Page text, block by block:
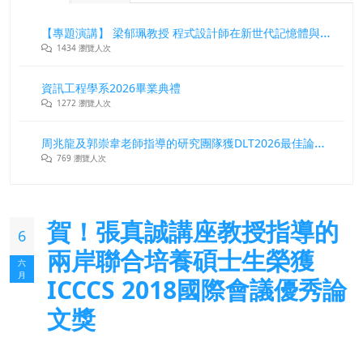
【專題演講】 梁郁珮教授 程式設計師在新世代記憶體與儲存系統中的角色與挑戰
1434 瀏覽人次
資訊工程學系2026畢業典禮
1272 瀏覽人次
周兆龍及郭崇韋老師指導的研究團隊獲DLT2026最佳論文獎
769 瀏覽人次
6
六
月
賀！張真誠講座教授指導的
兩岸聯合培養碩士生榮獲
ICCCS 2018國際會議優秀論
文獎